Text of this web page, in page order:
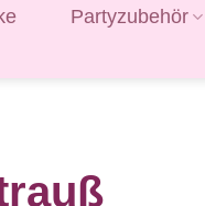
Partyzubehör